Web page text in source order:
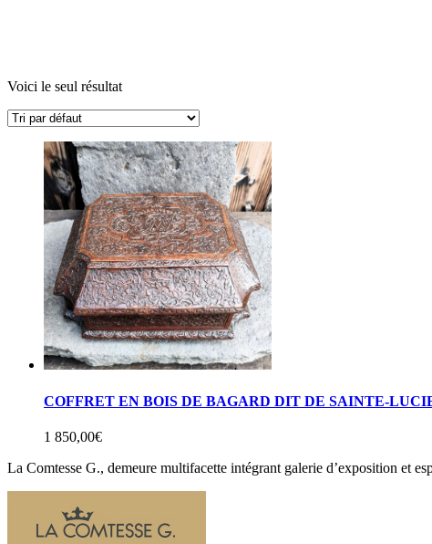
Voici le seul résultat
COFFRET EN BOIS DE BAGARD DIT DE SAINTE-
1 850,00€
La Comtesse G., demeure multifacette intégrant galerie d’exposition et